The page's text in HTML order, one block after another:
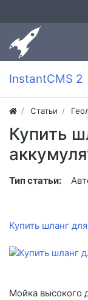
InstantCMS 2
Статьи
Купить
Тип статьи:
Купить шланг
Мойка высокого